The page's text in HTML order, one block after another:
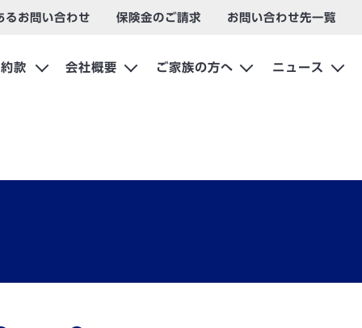
るお問い合わせ 保険金のご請求 お問い合わせ先一覧
約款 会社概要 ご家族の方へ ニュース